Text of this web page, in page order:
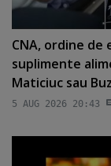
CNA, ordine
suplimente
Maticiuc sau
5 AUG 2026 20:43